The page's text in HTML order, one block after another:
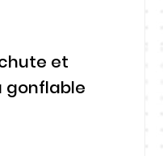
et
gonflable